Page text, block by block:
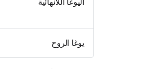
اليوغا اللانهائية
يوغا الروح